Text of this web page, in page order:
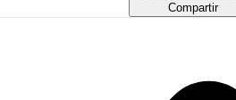
Compartir